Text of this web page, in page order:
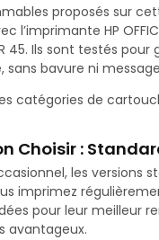
proposés sur
l’imprimante HP
R 45. Ils sont testés
bavure ni message
catégories de
Choisir :
les versions
imprimez
pour leur meilleur
avantageux.